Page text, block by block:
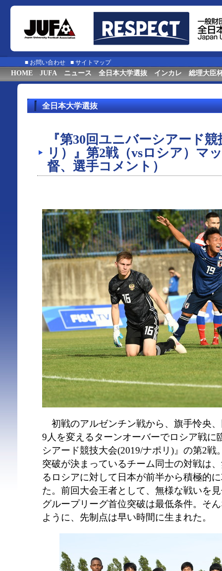
■ お問い合わせ ■ サイトマップ
HOME JUFA ニュース 全日本大学選抜 インカレ 総理大臣
全日本大学選抜
『第30回ユニバーシアード
リ）』第2戦（vsロシア）マ
督、選手コメント）
初戦のアルゼンチン戦から、旗手怜央
9人を変えるターンオーバーでロシア戦に
シアード競技大会(2019/ナポリ)』の第2
突破が決まっているチーム同士の対戦は
るロシアに対して日本が前半から積極的
た。前回大会王者として、無様な戦いを
グループリーグ首位突破は最低条件。そ
ように、先制点は早い時間に生まれた。